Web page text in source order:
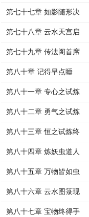
第七十七章 如影随形决
第七十八章 云水天宫启
第七十九章 传法阁首席
第八十章 记得早点睡
第八十一章 专心之试炼
第八十二章 勇气之试炼
第八十三章 恒之试炼终
第八十四章 炼妖虫道人
第八十五章 万物皆如虫
第八十六章 云水图箓现
第八十七章 宝物终得手